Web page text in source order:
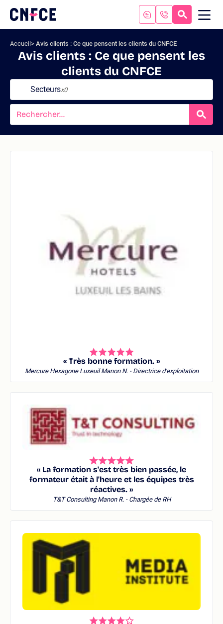
contenu
recherche
Logo
site
Accueil Avis clients : Ce que pensent les clients du CNFCE
Avis clients : Ce que pensent les
clients du CNFCE
Secteursx0
« Très bonne formation. »
Mercure Hexagone Luxeuil Manon N. - Directrice d'exploitation
« La formation s'est très bien passée, le
formateur était à l'heure et les équipes très
réactives. »
T&T Consulting Manon R. - Chargée de RH